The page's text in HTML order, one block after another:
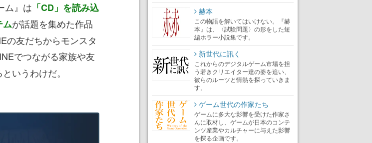
ム』は 「CD」を読み込
ムが話題を集めた作品
の友だちからモンスタ
でつながる家族や友
いうわけだ。
赫本
この物語を解いてはいけない。『赫
本』は、〈試験問題〉の形をした短
編ホラー小説集です。
新世代に訊く
これからのデジタルゲーム市場を担
う若きクリエイター達の姿を追い、
彼らのルーツと情熱を探っていきま
す。
ゲーム世代の作家たち
ゲームに多大な影響を受けた作家さ
んに取材し、ゲームが日本のコンテ
ンツ産業やカルチャーに与えた影響
を探る企画です。